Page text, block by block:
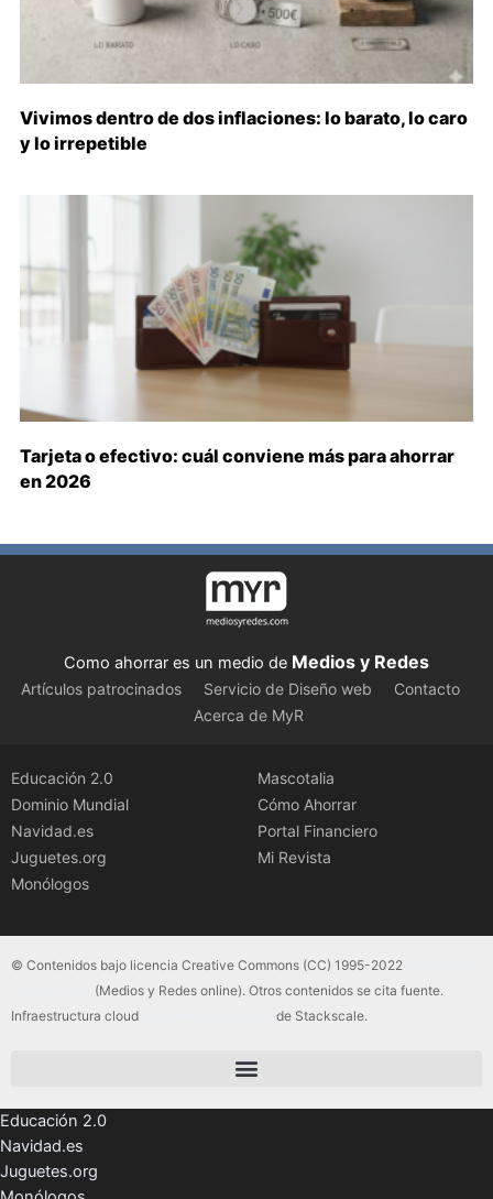
Vivimos dentro de dos inflaciones: lo barato, lo caro
y lo irrepetible
Tarjeta o efectivo: cuál conviene más para ahorrar
en 2026
Como ahorrar es un medio de Medios y Redes
Artículos patrocinados Servicio de Diseño web
Contacto
Acerca de MyR
Educación 2.0
Dominio Mundial
Navidad.es
Juguetes.org
Monólogos
Mascotalia
Cómo Ahorrar
Portal Financiero
Mi Revista
© Contenidos bajo licencia Creative Commons (CC) 1995-2022
(Medios y Redes online). Otros contenidos se cita fuente.
Infraestructura cloud
de Stackscale.
Educación 2.0
Navidad.es
Juguetes.org